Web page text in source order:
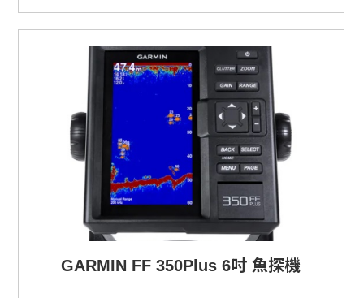
GARMIN FF 350Plus 6吋 魚探機